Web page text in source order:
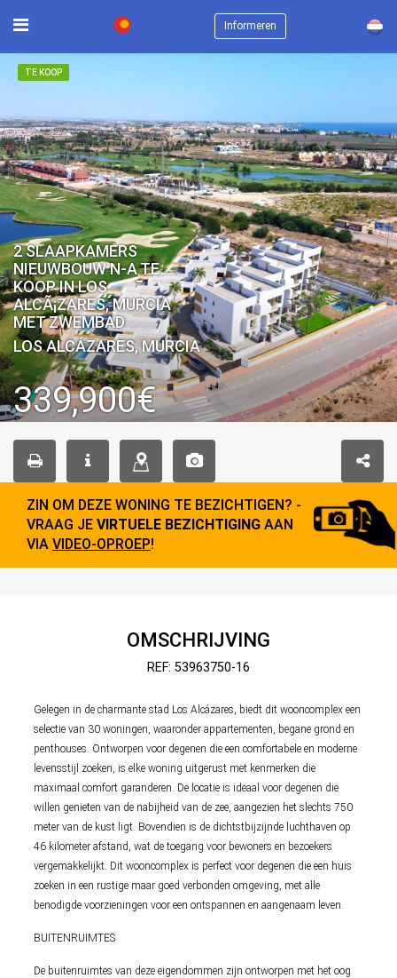
Informeren ×
TE KOOP
2 SLAAPKAMERS
NIEUWBOUW N-A TE
KOOP IN LOS
ALCÃ¡ZARES, MURCIA
MET ZWEMBAD
LOS ALCÁZARES, MURCIA
339,900€
ZIN OM DEZE WONING TE BEZICHTIGEN? -
VRAAG JE VIRTUELE BEZICHTIGING AAN
VIA VIDEO-OPROEP!
OMSCHRIJVING
REF: 53963750-16
Gelegen in de charmante stad Los Alcázares, biedt dit wooncomplex een
selectie van 30 woningen, waaronder appartementen, begane grond en
penthouses. Ontworpen voor degenen die een comfortabele en moderne
levensstijl zoeken, is elke woning uitgerust met kenmerken die
maximaal comfort garanderen. De locatie is ideaal voor degenen die
willen genieten van de nabijheid van de zee, aangezien het slechts 750
meter van de kust ligt. Bovendien is de dichtstbijzijnde luchthaven op
46 kilometer afstand, wat de toegang voor bewoners en bezoekers
vergemakkelijkt. Dit wooncomplex is perfect voor degenen die een huis
zoeken in een rustige maar goed verbonden omgeving, met alle
benodigde voorzieningen voor een ontspannen en aangenaam leven.
BUITENRUIMTES
De buitenruimtes van deze eigendommen zijn ontworpen met het oog